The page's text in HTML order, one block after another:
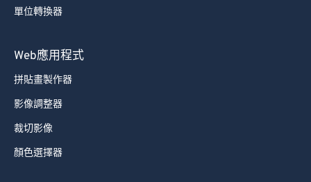
單位轉換器
Web應用程式
拼貼畫製作器
影像調整器
裁切影像
顏色選擇器